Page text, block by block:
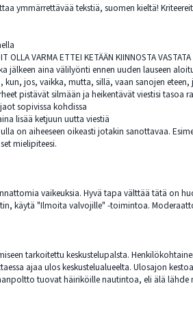
ymmärrettävää tekstiä, suomen kieltä!
OLLA VARMA ETTEI KETÄÄN KIINNOSTA
jälkeen aina välilyönti ennen uuden lauseen
jos, vaikka, mutta, sillä, vaan sanojen
pistävät silmään ja heikentävät viestisi tasoa
sopivissa kohdissa
lisää ketjuun uutta viestiä
on aiheeseen oikeasti jotakin sanottavaa.
mielipiteesi.
vaikeuksia. Hyvä tapa välttää tätä on
käytä "Ilmoita valvojille" -toimintoa.
tarkoitettu keskustelupalsta.
ajaa ulos keskustelualueelta. Ulosajon
tuovat häiriköille nautintoa, eli älä